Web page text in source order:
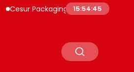
Packaging, Mısır’daki Üretim Üssünü
15:54:46